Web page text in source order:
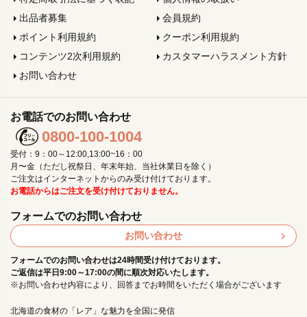
出品者募集
会員規約
ポイント利用規約
クーポン利用規約
コンテンツ2次利用規約
カスタマーハラスメント方針
お問い合わせ
北海道の食材の「レア」な魅力を全国に発信
お電話でのお問い合わせ
0800-100-1004
受付：9：00～12:00,13:00~16：00
月〜金（ただし祝祭日、年末年始、当社休業日を除く）
ご注文はインターネットからのみ受け付けております。
お電話からはご注文を受け付けておりません。
フォームでのお問い合わせ
お問い合わせ
フォームでのお問い合わせは24時間受け付けております。
ご返信は平日9:00～17:00の間に順次対応いたします。
※お問い合わせ内容により、回答までお時間をいただく場合がございます